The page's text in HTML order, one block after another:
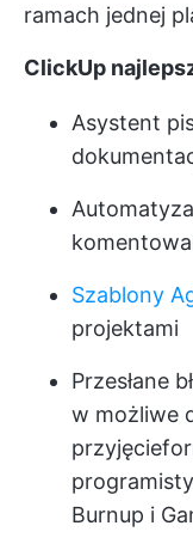
ramach jednej
ClickUp
Asystent
Szablony
projektami
Przesłane
w możliwe
przyjęcie
Burnup i